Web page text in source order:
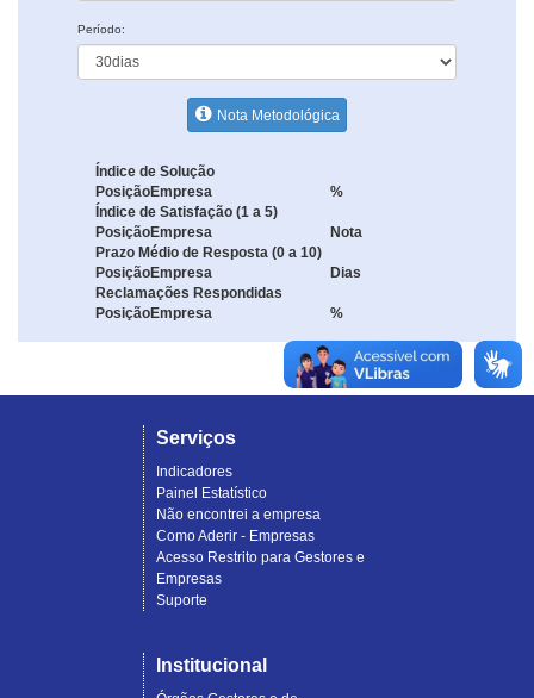
Período:
Nota Metodológica
Índice de Solução
PosiçãoEmpresa
%
Índice de Satisfação (1 a 5)
PosiçãoEmpresa
Nota
Prazo Médio de Resposta (0 a 10)
PosiçãoEmpresa
Dias
Reclamações Respondidas
PosiçãoEmpresa %
Serviços
Indicadores
Painel Estatístico
Não encontrei a empresa
Como Aderir - Empresas
Acesso Restrito para Gestores e
Empresas
Suporte
Institucional